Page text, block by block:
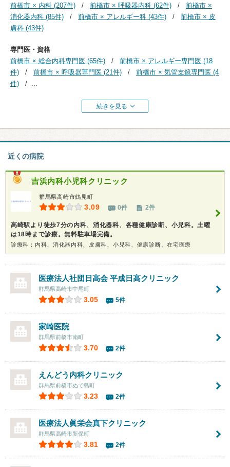
前橋市 × 内科 (207件)
前橋市 × 呼吸器内科 (62件)
前橋市 ×
消化器内科 (85件)
前橋市 × アレルギー科 (43件)
前橋市 × 皮
膚科 (43件)
専門医・資格
前橋市 × 総合内科専門医 (65件)
前橋市 × アレルギー専門医 (18
件)
前橋市 × 呼吸器専門医 (21件)
前橋市 × 気管支鏡専門医 (4
件)
続きを見る
近くの病院
吉浜内科小児科クリニック
群馬県高崎市鶴見町
3.09 0件 2件
高崎駅より徒歩7分の内科、消化器科、各種健康診断、小児科。土曜
は18時まで診療。無料駐車場完備。
診療科：内科、消化器内科、皮膚科、小児科、健康診断、在宅医療
医療法人社団日高会 平成日高クリニック
群馬県高崎市中尾町
3.05 5件
家崎医院
群馬県前橋市南町
3.70 2件
えんどう内科クリニック
群馬県前橋市ぬで島町
3.23 2件
医療法人眞栄会真下クリニック
群馬県高崎市新保町
3.81 2件